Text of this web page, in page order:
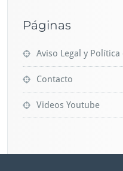
Páginas
Aviso Legal y
Contacto
Videos Youtube